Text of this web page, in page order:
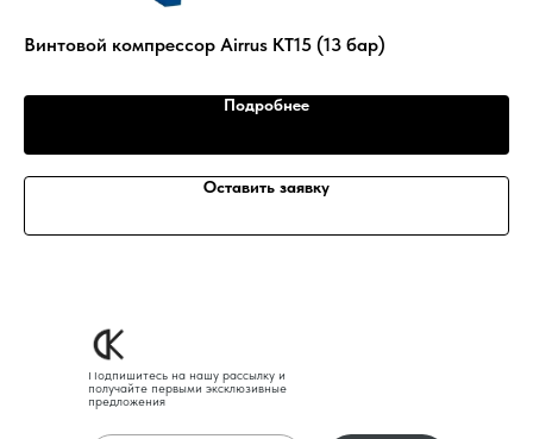
Винтовой компрессор Airrus КT15 (13 бар)
Подробнее
Оставить заявку
Подпишитесь на нашу рассылку и
получайте первыми эксклюзивные
предложения